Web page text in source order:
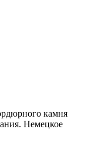
камня
Немецкое